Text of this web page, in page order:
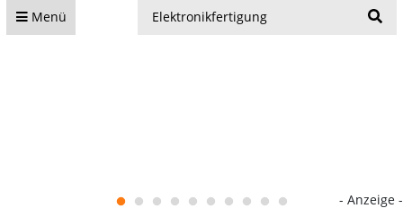
Menü
- Anzeige -